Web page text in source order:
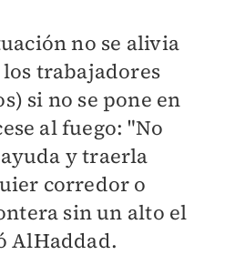
no se alivia
trabajadores
si no se pone en
al fuego: "No
y traerla
corredor o
sin un alto el
AlHaddad.